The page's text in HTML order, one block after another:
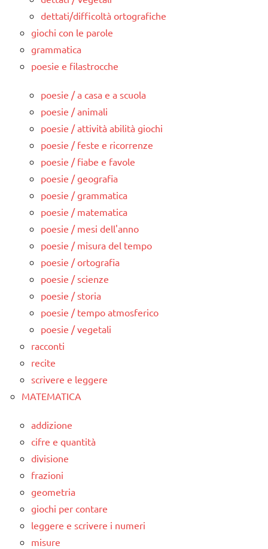
dettati/difficoltà ortografiche
giochi con le parole
grammatica
poesie e filastrocche
poesie / a casa e a scuola
poesie / animali
poesie / attività abilità giochi
poesie / feste e ricorrenze
poesie / fiabe e favole
poesie / geografia
poesie / grammatica
poesie / matematica
poesie / mesi dell'anno
poesie / misura del tempo
poesie / ortografia
poesie / scienze
poesie / storia
poesie / tempo atmosferico
poesie / vegetali
racconti
recite
scrivere e leggere
MATEMATICA
addizione
cifre e quantità
divisione
frazioni
geometria
giochi per contare
leggere e scrivere i numeri
misure